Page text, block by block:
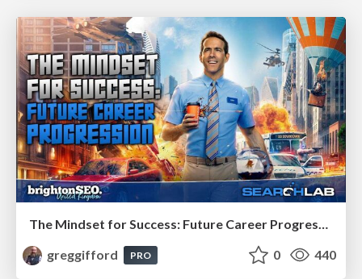
greggifford
PRO 0 440